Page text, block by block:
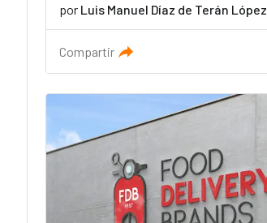
por Luis Manuel Díaz de Terán López
Compartir